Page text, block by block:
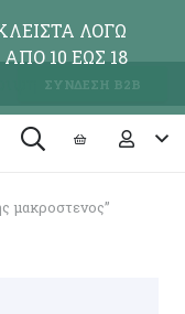
ΣΥΝΔΕΣΗ Β2Β
μακροστενος”
ΛΟΓΩ
10 ΕΩΣ 18